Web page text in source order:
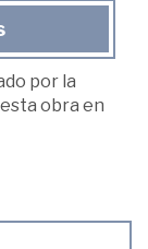
por la
obra en